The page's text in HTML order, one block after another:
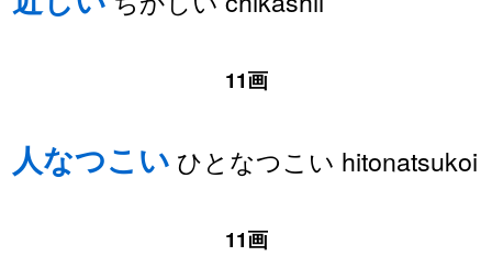
11画
人なつこい ひとなつこい hitonatsukoi
11画